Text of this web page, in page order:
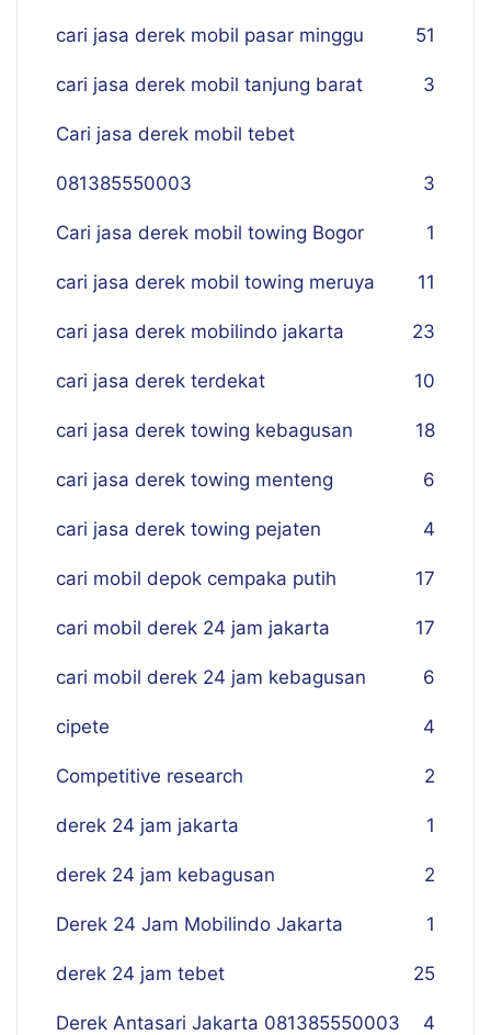
cari jasa derek mobil pasar minggu 51
cari jasa derek mobil tanjung barat 3
Cari jasa derek mobil tebet
081385550003 3
Cari jasa derek mobil towing Bogor 1
cari jasa derek mobil towing meruya 11
cari jasa derek mobilindo jakarta 23
cari jasa derek terdekat 10
cari jasa derek towing kebagusan 18
cari jasa derek towing menteng 6
cari jasa derek towing pejaten 4
cari mobil depok cempaka putih 17
cari mobil derek 24 jam jakarta 17
cari mobil derek 24 jam kebagusan 6
cipete 4
Competitive research 2
derek 24 jam jakarta 1
derek 24 jam kebagusan 2
Derek 24 Jam Mobilindo Jakarta 1
derek 24 jam tebet 25
Derek Antasari Jakarta 081385550003 4